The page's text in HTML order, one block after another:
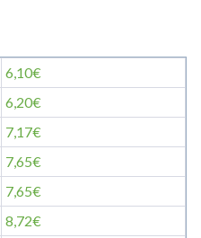
6,10€
6,20€
7,17€
7,65€
7,65€
8,72€